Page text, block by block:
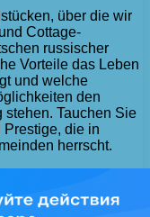
über die wir
Cottage-
russischer
Vorteile das Leben
und welche
den
stehen. Tauchen Sie
Prestige, die in
herrscht.